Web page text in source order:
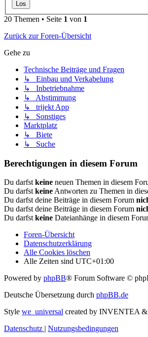
20 Themen • Seite 1 von 1
Zurück zur Foren-Übersicht
Gehe zu
Technische Beiträge und Fragen
↳ Einbau und Verkabelung
↳ Inbetriebnahme
↳ Abstimmung
↳ trijekt App
↳ Sonstiges
Marktplatz
↳ Biete
↳ Suche
Berechtigungen in diesem Forum
Du darfst keine neuen Themen in diesem
Du darfst keine Antworten zu Themen in
Du darfst deine Beiträge in diesem Forum
Du darfst deine Beiträge in diesem Forum
Du darfst keine Dateianhänge in diesem
Foren-Übersicht
Datenschutzerklärung
Alle Cookies löschen
Alle Zeiten sind UTC+01:00
Powered by phpBB® Forum Software ©
Deutsche Übersetzung durch phpBB.de
Style we_universal created by INVENTEA
Datenschutz | Nutzungsbedingungen